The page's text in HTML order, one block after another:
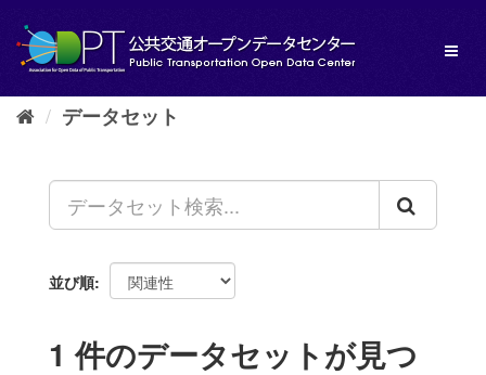
し
データセット
並び順
1 件のデータセットが見つ